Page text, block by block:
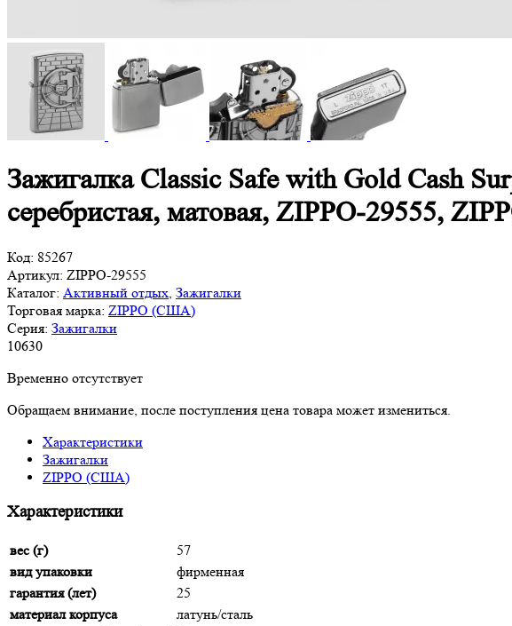
Зажигалка Classic Safe with Gold Cash
серебристая, матовая, ZIPPO-29555,
Код: 85267
Артикул: ZIPPO-29555
Каталог: Активный отдых Зажигалки
Торговая марка: ZIPPO (США)
Серия: Зажигалки
10630
Временно отсутствует
Обращаем внимание, после поступления цена товара может измениться.
Характеристики
Зажигалки
ZIPPO (США)
Характеристики
вес (г)
57
вид упаковки
фирменная
гарантия (лет)
25
материал корпуса
латунь/сталь